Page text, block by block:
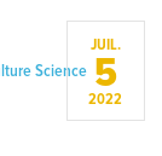
Science
JUIL.
5
2022